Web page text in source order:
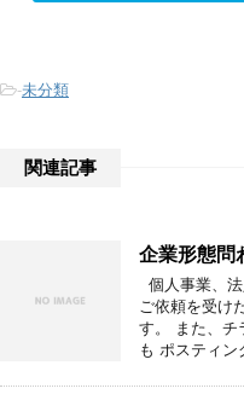
-未分類
関連記事
企業形態問
個人事業、
ご依頼を受け
す。 また、チ
も ポスティン